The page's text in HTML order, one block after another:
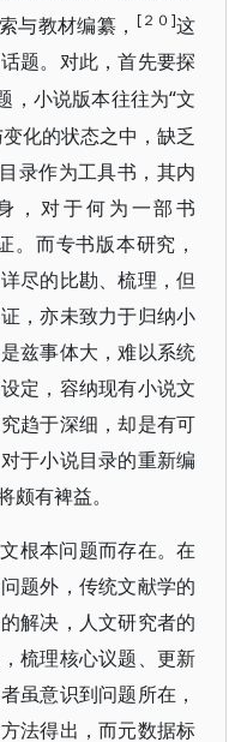
与教材编纂， [２０]这
题。对此，首先要探
，小说版本往往为“文
化的状态之中，缺乏
录作为工具书，其内
，对于何为一部书
。而专书版本研究，
尽的比勘、梳理，但
，亦未致力于归纳小
兹事体大，难以系统
定，容纳现有小说文
趋于深细，却是有可
于小说目录的重新编
有裨益。
根本问题而存在。在
题外，传统文献学的
解决，人文研究者的
梳理核心议题、更新
虽意识到问题所在，
法得出，而元数据标